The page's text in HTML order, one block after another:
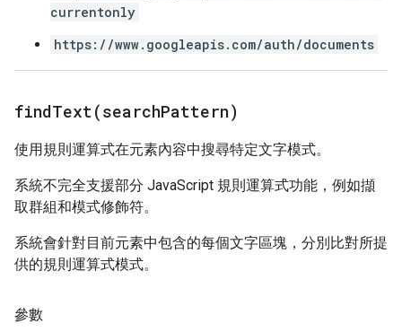
currentonly
https://www.googleapis.com/auth/documents
findText(searchPattern)
使用規則運算式在元素內容中搜尋特定文字模式。
系統不完全支援部分 JavaScript 規則運算式功能，例如擷
取群組和模式修飾符。
系統會針對目前元素中包含的每個文字區塊，分別比對所提
供的規則運算式模式。
參數